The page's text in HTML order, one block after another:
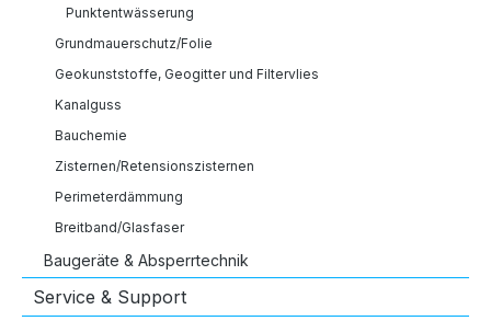
Punktentwässerung
Grundmauerschutz/Folie
Geokunststoffe, Geogitter und Filtervlies
Kanalguss
Bauchemie
Zisternen/Retensionszisternen
Perimeterdämmung
Breitband/Glasfaser
Baugeräte & Absperrtechnik
Service & Support